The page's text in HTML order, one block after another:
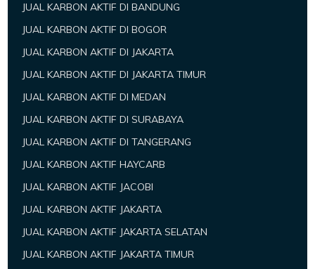
JUAL KARBON AKTIF DI BANDUNG
JUAL KARBON AKTIF DI BOGOR
JUAL KARBON AKTIF DI JAKARTA
JUAL KARBON AKTIF DI JAKARTA TIMUR
JUAL KARBON AKTIF DI MEDAN
JUAL KARBON AKTIF DI SURABAYA
JUAL KARBON AKTIF DI TANGERANG
JUAL KARBON AKTIF HAYCARB
JUAL KARBON AKTIF JACOBI
JUAL KARBON AKTIF JAKARTA
JUAL KARBON AKTIF JAKARTA SELATAN
JUAL KARBON AKTIF JAKARTA TIMUR